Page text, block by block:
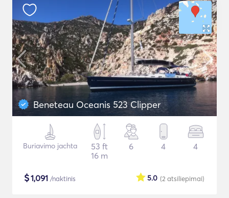
Beneteau Oceanis 523 Clipper
Buriavimo jachta
53 ft
16 m
6 4 4
$1,091 /naktinis (2 atsiliepimai)
5.0